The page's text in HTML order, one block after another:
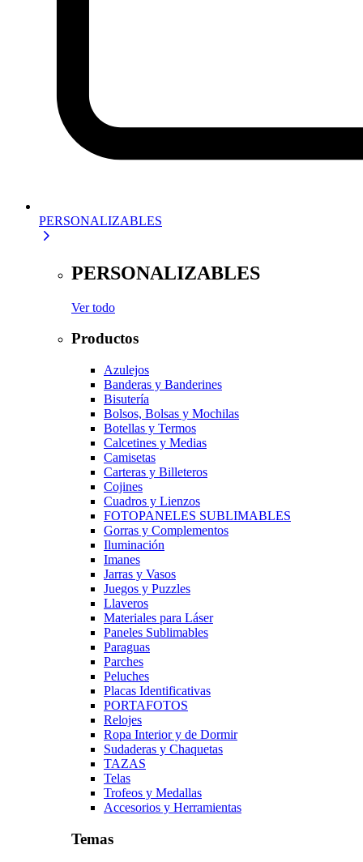
PERSONALIZABLES
PERSONALIZABLES
Ver todo
Productos
Azulejos
Banderas y Banderines
Bisutería
Bolsos, Bolsas y Mochilas
Botellas y Termos
Calcetines y Medias
Camisetas
Carteras y Billeteros
Cojines
Cuadros y Lienzos
FOTOPANELES SUBLIMABLES
Gorras y Complementos
Iluminación
Imanes
Jarras y Vasos
Juegos y Puzzles
Llaveros
Materiales para Láser
Paneles Sublimables
Paraguas
Parches
Peluches
Placas Identificativas
PORTAFOTOS
Relojes
Ropa Interior y de Dormir
Sudaderas y Chaquetas
TAZAS
Telas
Trofeos y Medallas
Accesorios y Herramientas
Temas